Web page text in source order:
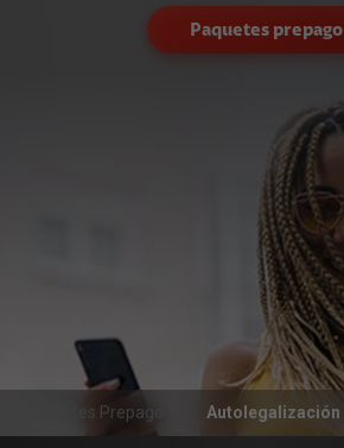
Paquetes prepago
Paquetes Prepago Autolegalización